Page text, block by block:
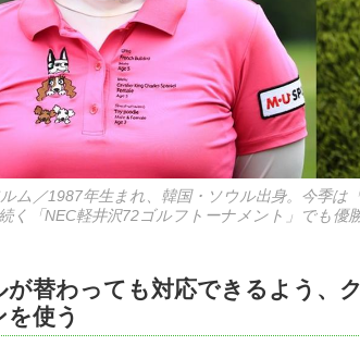
ム／1987年生まれ、韓国・ソウル出身。今季
く「NEC軽井沢72ゴルフトーナメント」でも優
が替わっても対応できるよう、
を使う